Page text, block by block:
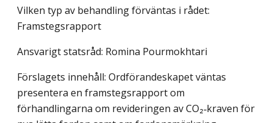
Vilken typ av behandling förväntas i rådet:
Framstegsrapport
Ansvarigt statsråd: Romina Pourmokhtari
Förslagets innehåll: Ordförandeskapet väntas
presentera en framstegsrapport om
förhandlingarna om revideringen av CO₂‑kraven för